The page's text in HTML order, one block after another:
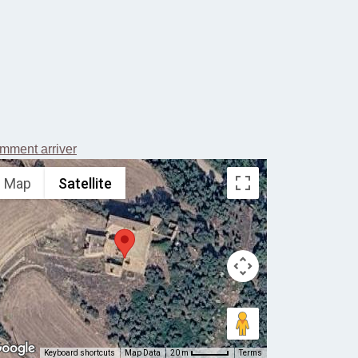
arriver
Map Satellite
Keyboard shortcuts Map Data 20 m Terms